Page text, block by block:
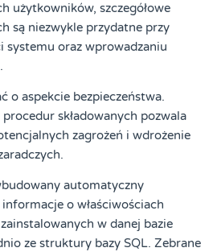
użytkowników, szczegółowe
są niezwykle przydatne przy
systemu oraz wprowadzaniu
o aspekcie bezpieczeństwa.
składowanych pozwala
zagrożeń i wdrożenie
automatyczny
o właściwościach
w danej bazie
ze struktury bazy SQL. Zebrane